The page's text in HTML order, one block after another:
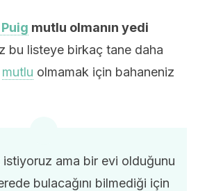
mutlu olmanın yedi
bu listeye birkaç tane daha
mutlu olmamak için bahaneniz
istiyoruz ama bir evi olduğunu
bulacağını bilmediği için